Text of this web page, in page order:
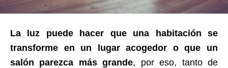
La luz puede hacer que una habitación se
transforme en un lugar acogedor o que un
salón parezca más grande, por eso, tanto de